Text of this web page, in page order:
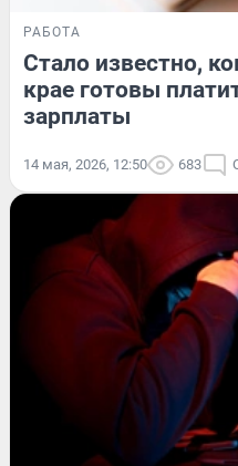
РАБОТА
Стало известно,
крае готовы
зарплаты
14 мая, 2026, 12:50 683